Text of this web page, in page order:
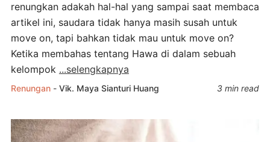
renungkan adakah hal-hal yang sampai saat membaca
artikel ini, saudara tidak hanya masih susah untuk
move on, tapi bahkan tidak mau untuk move on?
Ketika membahas tentang Hawa di dalam sebuah
kelompok ...selengkapnya
Renungan - Vik. Maya Sianturi Huang 3 min read